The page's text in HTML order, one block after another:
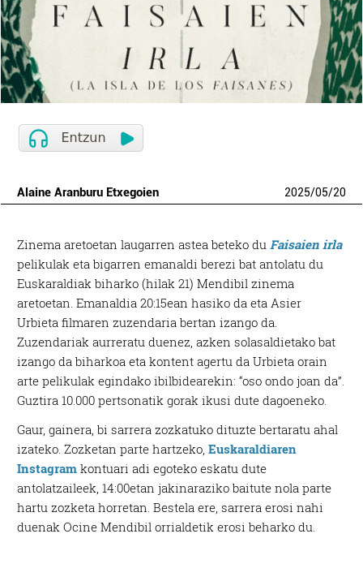
Alaine Aranburu Etxegoien 2025/05/20
Zinema aretoetan laugarren astea beteko du Faisaien irla
pelikulak eta bigarren emanaldi berezi bat antolatu du
Euskaraldiak biharko (hilak 21) Mendibil zinema
aretoetan. Emanaldia 20:15ean hasiko da eta Asier
Urbieta filmaren zuzendaria bertan izango da.
Zuzendariak aurreratu duenez, azken solasaldietako bat
izango da biharkoa eta kontent agertu da Urbieta orain
arte pelikulak egindako ibilbidearekin: “oso ondo joan da”.
Guztira 10.000 pertsonatik gorak ikusi dute dagoeneko.
Gaur, gainera, bi sarrera zozkatuko dituzte bertaratu ahal
izateko. Zozketan parte hartzeko,Euskaraldiaren
Instagram kontuari adi egoteko eskatu dute
antolatzaileek, 14:00etan jakinaraziko baitute nola parte
hartu zozketa horretan. Bestela ere, sarrera erosi nahi
duenak Ocine Mendibil orrialdetik erosi beharko du.